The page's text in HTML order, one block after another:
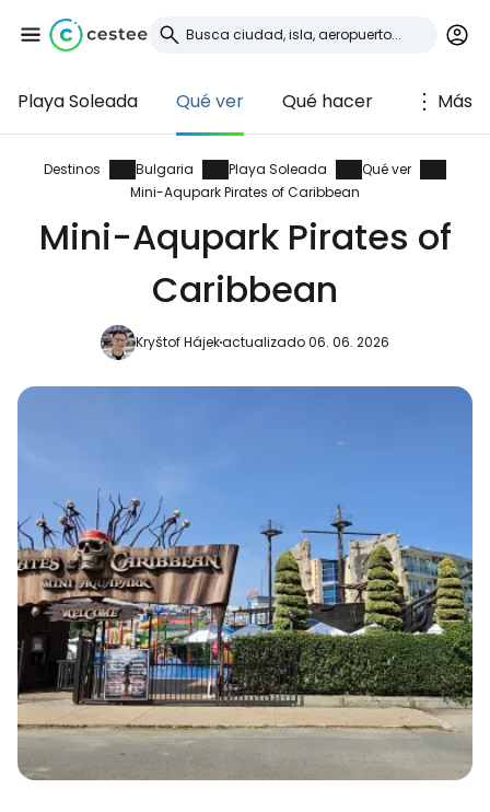
Playa Soleada Qué ver Qué hacer Más
Destinos Bulgaria Playa Soleada
Qué ver
Mini-Aqupark Pirates of Caribbean
Mini-Aqupark Pirates of
Caribbean
Kryštof Hájekactualizado 06. 06. 2026
Iniciar sesión en
Cestee
... la comunidad mundial de viajeros
Continuar con Google
Continuar con Facebook